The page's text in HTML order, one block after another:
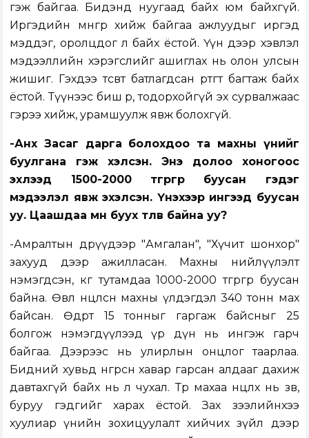
гэж байгаа. Бидэнд нуугаад байх юм байхгүй.
Иргэдийн мөнгөөр хийж байгаа ажлуудыг иргэд
мэддэг, оролцдог л байх ёстой. Үүн дээр хэвлэл
мэдээллийн хэрэгслийг ашиглах нь олон улсын
жишиг. Гэхдээ төсөвт батлагдсан өртөгтөө багтаж байх
ёстой. Түүнээс биш өөр, тодорхойгүй эх сурвалжаас
гэрээ хийж, урамшуулж явж болохгүй.
-Анх Засаг дарга болохдоо та махны үнийг
буулгана гэж хэлсэн. Энэ долоо хоногоос
эхлээд 1500-2000 төгрөгөөр буусан гэдэг
мэдээлэл явж эхэлсэн. Үнэхээр ингээд буусан
уу. Цаашдаа мөн буух төлөв байна уу?
-Амралтын өдрүүдээр "Амгалан", "Хүчит шонхор"
захууд дээр ажилласан. Махны нийлүүлэлт
нэмэгдсэн, кг тутамдаа 1000-2000 төгрөгөөр буусан
байна. Өвөл нөөцөлсөн махны үлдэгдэл 340 тонн мах
байсан. Өдөрт 15 тонныг гаргаж байсныг 25
болгож нэмэгдүүлээд үр дүн нь ингэж гарч
байгаа. Дээрээс нь улирлын онцлог таарлаа.
Бидний хувьд өнгөрсөн хавар гарсан алдааг дахиж
давтахгүй байх нь л чухал. Төр махаа нөөцлөх нь зөв,
буруу гэдгийг харах ёстой. Зах зээлийнхээ
хуулиар үнийн зохицуулалт хийчих зүйл дээр